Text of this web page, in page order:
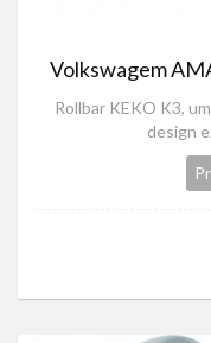
Volkswagem
Rollbar KEKO K3,
design